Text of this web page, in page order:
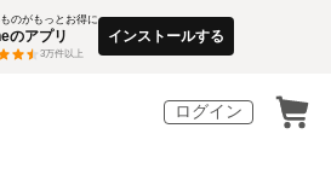
のがもっとお得に
のアプリ
3万件以上
インストールする
ログイン